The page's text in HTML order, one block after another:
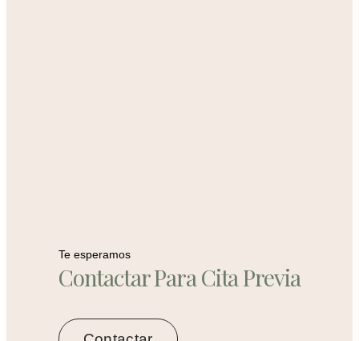
Te esperamos
Contactar Para Cita Previa